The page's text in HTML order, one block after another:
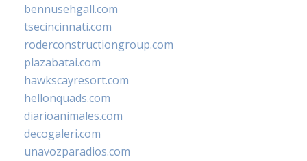
bennusehgall.com
tsecincinnati.com
roderconstructiongroup.com
plazabatai.com
hawkscayresort.com
hellonquads.com
diarioanimales.com
decogaleri.com
unavozparadios.com